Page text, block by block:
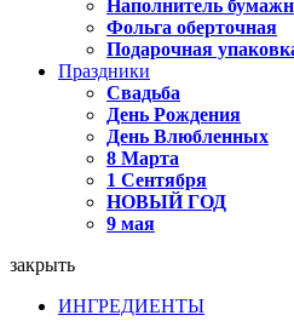
Наполнитель
Фольга оберточная
Подарочная
Праздники
Свадьба
День Рождения
День Влюбленных
8 Марта
1 Сентября
НОВЫЙ ГОД
9 мая
закрыть
ИНГРЕДИЕНТЫ